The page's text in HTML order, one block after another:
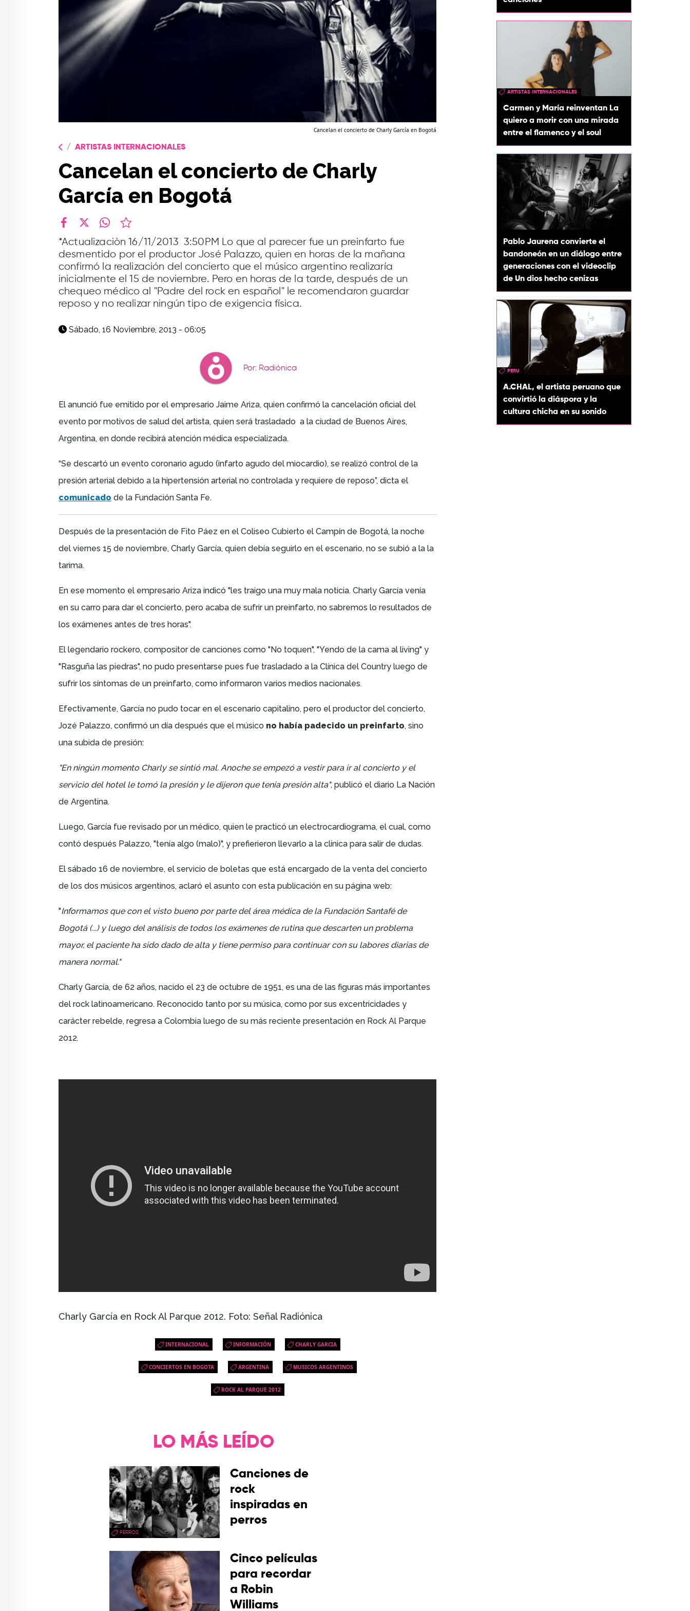
Cancelan el concierto de Charly García en Bogotá
ARTISTAS INTERNACIONALES
Cancelan el concierto de Charly
García en Bogotá
*Actualizaciòn 16/11/2013 3:50PM Lo que al parecer fue un preinfarto fue
desmentido por el productor José Palazzo, quien en horas de la mañana
confirmó la realización del concierto que el músico argentino realizaría
inicialmente el 15 de noviembre. Pero en horas de la tarde, después de un
chequeo médico al "Padre del rock en español" le recomendaron guardar
reposo y no realizar ningún tipo de exigencia física.
Sábado, 16 Noviembre, 2013 - 06:05
Por: Radiónica
El anunció fue emitido por el empresario Jaime Ariza, quien confirmó la cancelación oficial del
evento por motivos de salud del artista, quien será trasladado a la ciudad de Buenos Aires,
Argentina, en donde recibirá atención médica especializada.
“Se descartó un evento coronario agudo (infarto agudo del miocardio), se realizó control de la
presión arterial debido a la hipertensión arterial no controlada y requiere de reposo”, dicta el
comunicado de la Fundación Santa Fe.
Después de la presentación de Fito Páez en el Coliseo Cubierto el Campín de Bogotá, la noche
del viernes 15 de noviembre, Charly García, quien debía seguirlo en el escenario, no se subió a la la
tarima.
En ese momento el empresario Ariza indicó "les traigo una muy mala noticia. Charly García venía
en su carro para dar el concierto, pero acaba de sufrir un preinfarto, no sabremos lo resultados de
los exámenes antes de tres horas".
El legendario rockero, compositor de canciones como "No toquen", "Yendo de la cama al living" y
"Rasguña las piedras", no pudo presentarse pues fue trasladado a la Clínica del Country luego de
sufrir los síntomas de un preinfarto, como informaron varios medios nacionales.
Efectivamente, García no pudo tocar en el escenario capitalino, pero el productor del concierto,
Jozé Palazzo, confirmó un día después que el músico no había padecido un preinfarto, sino
una subida de presión:
"En ningún momento Charly se sintió mal. Anoche se empezó a vestir para ir al concierto y el
servicio del hotel le tomó la presión y le dijeron que tenía presión alta", publicó el diario La Nación
de Argentina.
Luego, García fue revisado por un médico, quien le practicó un electrocardiograma, el cual, como
contó después Palazzo, "tenía algo (malo)", y prefierieron llevarlo a la clínica para salir de dudas.
El sábado 16 de noviembre, el servicio de boletas que está encargado de la venta del concierto
de los dos músicos argentinos, aclaró el asunto con esta publicación en su página web:
"Informamos que con el visto bueno por parte del área médica de la Fundación Santafé de
Bogotá (...) y luego del análisis de todos los exámenes de rutina que descarten un problema
mayor, el paciente ha sido dado de alta y tiene permiso para continuar con su labores diarias de
manera normal."
Charly García, de 62 años, nacido el 23 de octubre de 1951, es una de las figuras más importantes
del rock latinoamericano. Reconocido tanto por su música, como por sus excentricidades y
carácter rebelde, regresa a Colombia luego de su más reciente presentación en Rock Al Parque
2012.
Charly García en Rock Al Parque 2012. Foto: Señal Radiónica
INTERNACIONAL INFORMACIÓN CHARLY GARCIA
CONCIERTOS EN BOGOTA ARGENTINA MUSICOS ARGENTINOS
ROCK AL PARQUE 2012
ARTISTAS INTERNACIONALES
Carmen y María reinventan La
quiero a morir con una mirada
entre el flamenco y el soul
Pablo Jaurena convierte el
bandoneón en un diálogo entre
generaciones con el videoclip
de Un dios hecho cenizas
PERU
A.CHAL, el artista peruano que
convirtió la diáspora y la
cultura chicha en su sonido
LO MÁS LEÍDO
PERROS
Canciones de
rock
inspiradas en
perros
Cinco películas
para recordar
a Robin
Williams